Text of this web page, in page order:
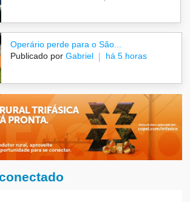
Operário perde para o São...
Publicado por Gabriel há 5 horas